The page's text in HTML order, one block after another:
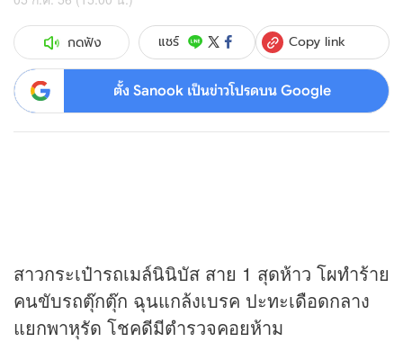
กดฟัง แชร์ Copy link
ตั้ง Sanook เป็นข่าวโปรดบน Google
สาวกระเป๋ารถเมล์นินิบัส สาย 1 สุดห้าว โผทำร้าย
คนขับรถตุ๊กตุ๊ก ฉุนแกล้งเบรค ปะทะเดือดกลาง
แยกพาหุรัด โชคดีมีตำรวจคอยห้าม